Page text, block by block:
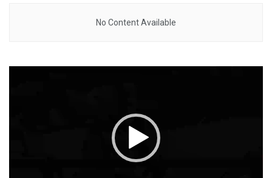
No Content Available